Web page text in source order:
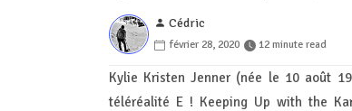
Cédric
février 28, 2020 12 minute read
Kylie Kristen Jenner (née le 10 août
téléréalité E ! Keeping Up with the